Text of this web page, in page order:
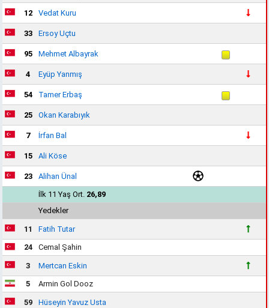
12 Vedat Kuru
33 Ersoy Uçtu
95 Mehmet Albayrak
4 Eyüp Yanmış
54 Tamer Erbaş
25 Okan Karabıyık
7 İrfan Bal
15 Ali Köse
23
Alihan Ünal
İlk 11 Yaş Ort. 26,89
Yedekler
11
Fatih Tutar
24
Cemal Şahin
3
Mertcan Eskin
5
Armin Gol Dooz
59 Hüseyin Yavuz Usta